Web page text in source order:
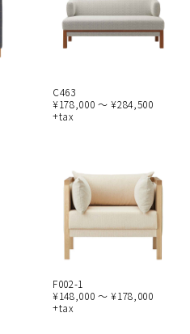
C463
¥178,000 ～ ¥284,500
+tax
F002-1
¥148,000 ～ ¥178,000
+tax